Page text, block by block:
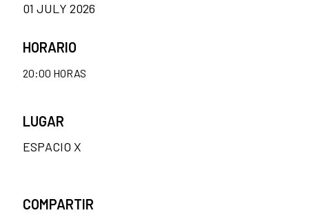
01 JULY 2026
HORARIO
20:00 HORAS
LUGAR
ESPACIO X
COMPARTIR